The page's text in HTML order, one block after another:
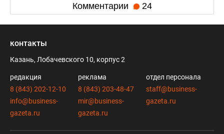
Комментарии 24
контакты
Казань, Лобачевского 10, корпус 2
редакция
8 (843) 202-12-10
info@business-
gazeta.ru
реклама
8 (843) 203-48-47
mir@business-
gazeta.ru
отдел персонала
staff@business-
gazeta.ru